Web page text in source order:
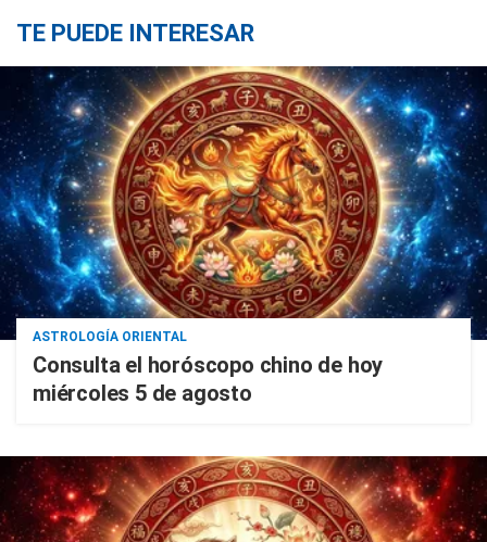
TE PUEDE INTERESAR
ASTROLOGÍA ORIENTAL
Consulta el horóscopo chino de hoy
miércoles 5 de agosto